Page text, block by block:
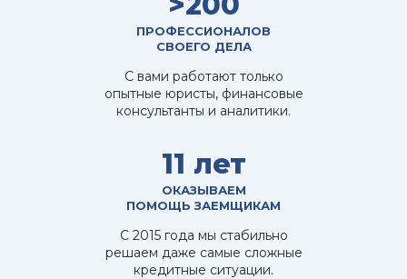
ПРОФЕССИОНАЛОВ
СВОЕГО ДЕЛА
С вами работают только
опытные юристы, финансовые
консультанты и аналитики.
11 лет
ОКАЗЫВАЕМ
ПОМОЩЬ ЗАЕМЩИКАМ
С 2015 года мы стабильно
решаем даже самые сложные
кредитные ситуации.